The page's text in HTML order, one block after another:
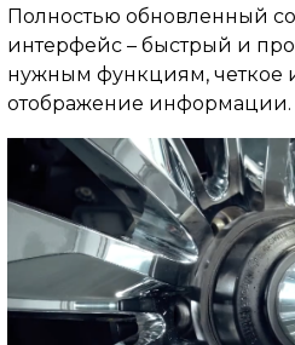
Полностью обновленный
интерфейс – быстрый и
нужным функциям, четкое
отображение информации.